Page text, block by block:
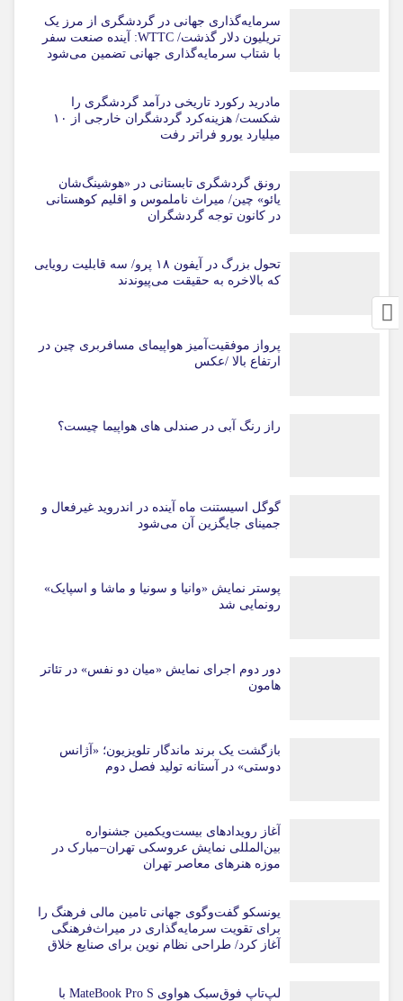
سرمایه‌گذاری جهانی در گردشگری از مرز یک
تریلیون دلار گذشت/ WTTC: آینده صنعت سفر
با شتاب سرمایه‌گذاری جهانی تضمین می‌شود
مادرید رکورد تاریخی درآمد گردشگری را
شکست/ هزینه‌کرد گردشگران خارجی از ۱۰
میلیارد یورو فراتر رفت
رونق گردشگری تابستانی در «هوشینگ‌شان
یائو» چین/ میراث ناملموس و اقلیم کوهستانی
در کانون توجه گردشگران
تحول بزرگ در آیفون ۱۸ پرو/ سه قابلیت رویایی
که بالاخره به حقیقت می‌پیوندند
پرواز موفقیت‌آمیز هواپیمای مسافربری چین در
ارتفاع بالا /عکس
راز رنگ آبی در صندلی های هواپیما چیست؟
گوگل اسیستنت ماه آینده در اندروید غیرفعال و
جمینای جایگزین آن می‌شود
پوستر نمایش «وانیا و سونیا و ماشا و اسپایک»
رونمایی شد
دور دوم اجرای نمایش «میان دو نفس» در تئاتر
هامون
بازگشت یک برند ماندگار تلویزیون؛ «آژانس
دوستی» در آستانه تولید فصل دوم
آغاز رویدادهای بیست‌ویکمین جشنواره
بین‌المللی نمایش عروسکی تهران–مبارک در
موزه هنرهای معاصر تهران
یونسکو گفت‌وگوی جهانی تامین مالی فرهنگ را
برای تقویت سرمایه‌گذاری در میراث‌فرهنگی
آغاز کرد/ طراحی نظام نوین برای صنایع خلاق
لپ‌تاپ فوق‌سبک هواوی MateBook Pro S با